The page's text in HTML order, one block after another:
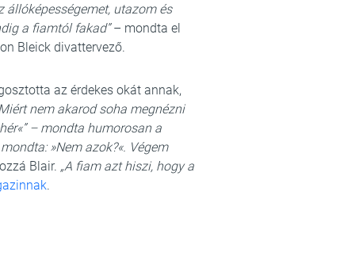
állóképességemet, utazom és
a fiamtól fakad”– mondta el
Bleick divattervező.
az érdekes okát annak,
nem akarod soha megnézni
– mondta humorosan a
»Nem azok?«. Végem
Blair. „A fiam azt hiszi, hogy a
.